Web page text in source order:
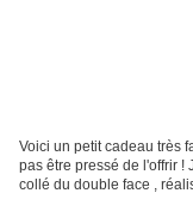
Voici un petit cadeau très
pas être pressé de l'offrir !
collé du double face ,